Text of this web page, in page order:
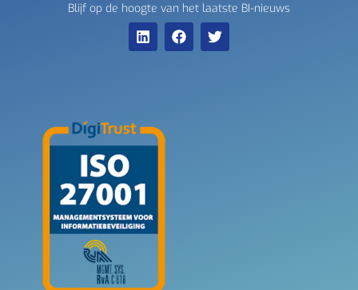
Blijf op de hoogte van het laatste BI-nieuws